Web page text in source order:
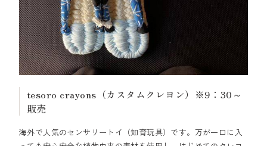
tesoro crayons（カスタムクレヨン）※9：30～
販売
海外で人気のセンサリートイ（知育玩具）です。万が一口に入